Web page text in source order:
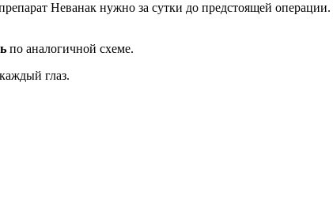
Неванак нужно за сутки до предстоящей
по аналогичной схеме.
глаз.